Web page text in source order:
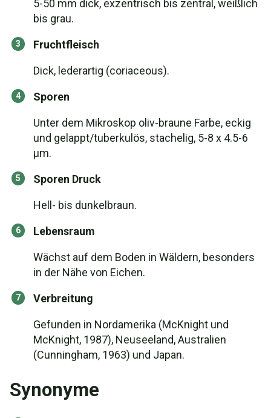
5-50 mm dick, exzentrisch bis zentral, weißlich
bis grau.
Fruchtfleisch
Dick, lederartig (coriaceous).
Sporen
Unter dem Mikroskop oliv-braune Farbe, eckig
und gelappt/tuberkulös, stachelig, 5-8 x 4.5-6
µm.
Sporen Druck
Hell- bis dunkelbraun.
Lebensraum
Wächst auf dem Boden in Wäldern, besonders
in der Nähe von Eichen.
Verbreitung
Gefunden in Nordamerika (McKnight und
McKnight, 1987), Neuseeland, Australien
(Cunningham, 1963) und Japan.
Synonyme